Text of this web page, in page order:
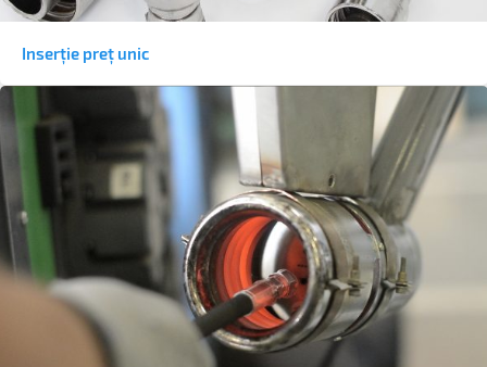
Inserție preț unic